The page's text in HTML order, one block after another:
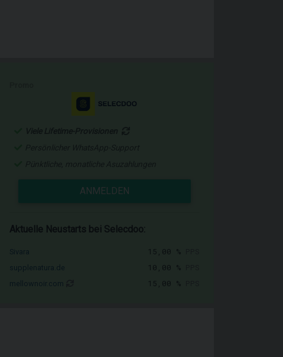
ANMELDEN
Aktuelle Neustarts bei Selecdoo:
15,00 %
10,00 %
15,00 %